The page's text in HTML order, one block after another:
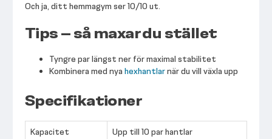
Och ja, ditt hemmagym ser 10/10 ut.
Tips – så maxar du stället
Tyngre par längst ner för maximal stabilitet
Kombinera med nya hexhantlarnär du vill växla upp
Specifikationer
Kapacitet
Upp till 10 par hantlar